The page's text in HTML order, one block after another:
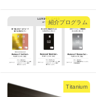
紹介プログラム
Titanium